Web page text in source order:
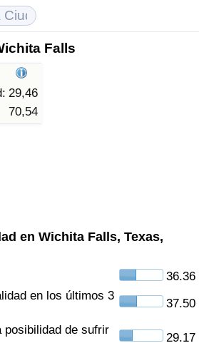
Falls
29,46
70,54
en Wichita Falls, Texas,
36.36
en los últimos 3
37.50
posibilidad de sufrir
29.17
(Actual)
por país
(Actual)
por País
Vida
(Actual)
por país
de Criminalidad
por país